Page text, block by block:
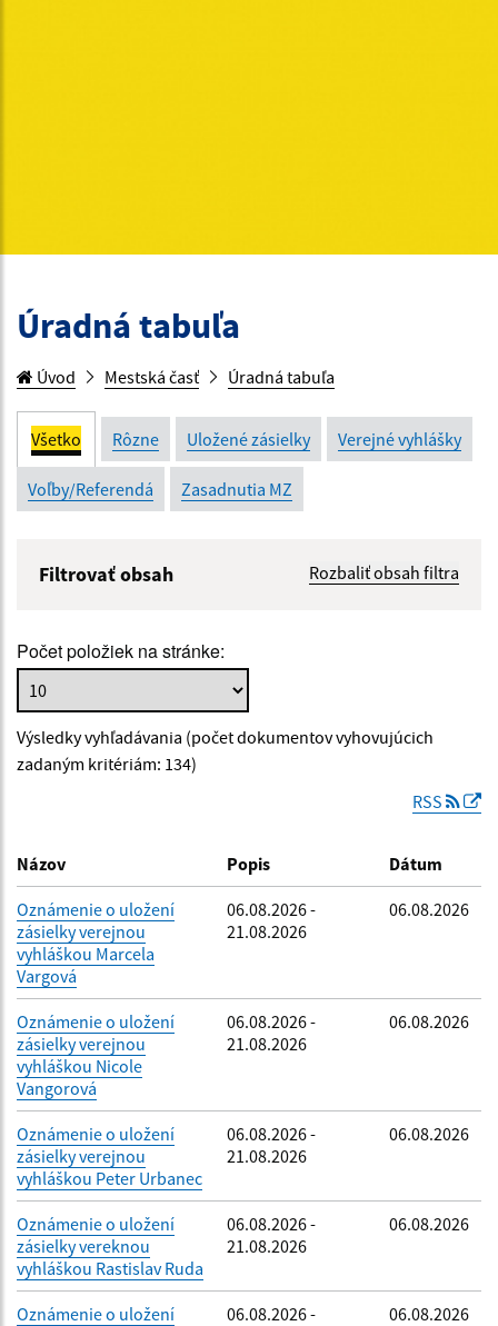
Úradná tabuľa
Úvod Mestská časť Úradná tabuľa
Všetko Rôzne Uložené zásielky Verejné vyhlášky
Voľby/Referendá Zasadnutia MZ
Filtrovať obsah Rozbaliť obsah filtra
Popis:
Dátum zverejnenia od:
Filtrovať
Počet položiek na stránke:
Výsledky vyhľadávania (počet dokumentov vyhovujúcich
zadaným kritériám: 134)
RSS
Názov Popis Dátum
Oznámenie o uložení
zásielky verejnou
vyhláškou Marcela
Vargová
06.08.2026 -
21.08.2026
06.08.2026
Oznámenie o uložení
zásielky verejnou
vyhláškou Nicole
Vangorová
06.08.2026 -
21.08.2026
06.08.2026
Oznámenie o uložení
zásielky verejnou
vyhláškou Peter Urbanec
06.08.2026 -
21.08.2026
06.08.2026
Oznámenie o uložení
zásielky vereknou
vyhláškou Rastislav Ruda
06.08.2026 -
21.08.2026
06.08.2026
Oznámenie o uložení
06.08.2026 -
06.08.2026